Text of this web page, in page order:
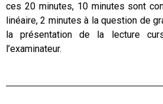
ces 20 minutes, 10 minutes sont
linéaire, 2 minutes à la question de
la présentation de la lecture
l’examinateur.